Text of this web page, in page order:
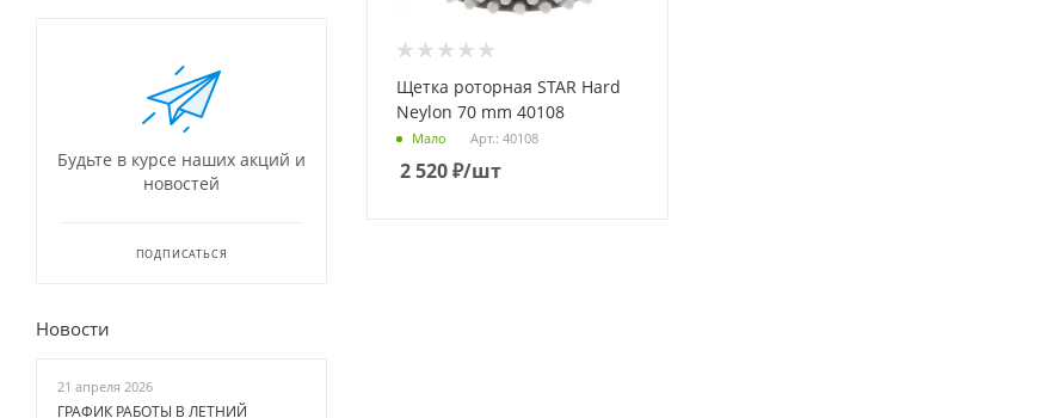
Щетка роторная STAR Hard
Neylon 70 mm 40108
Мало Арт.: 40108
2 520₽/шт
Будьте в курсе наших акций и
новостей
ПОДПИСАТЬСЯ
Новости
21 апреля 2026
ГРАФИК РАБОТЫ В ЛЕТНИЙ